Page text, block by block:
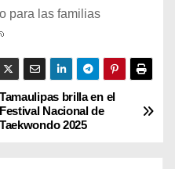
para las familias
Tamaulipas brilla en el
Festival Nacional de
Taekwondo 2025